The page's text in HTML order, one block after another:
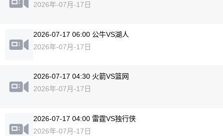
2026年-07月-17日
2026-07-17 06:00 公牛VS湖人
2026年-07月-17日
2026-07-17 04:30 火箭VS篮网
2026年-07月-17日
2026-07-17 04:00 雷霆VS独行侠
2026年-07月-17日